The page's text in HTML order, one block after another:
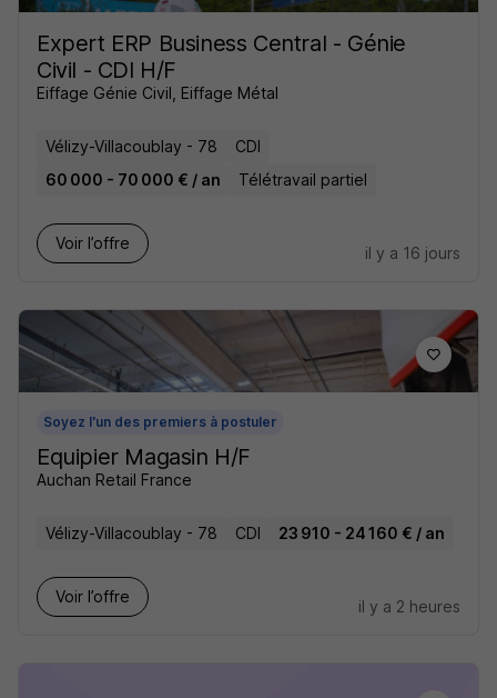
Expert ERP Business Central - Génie
Civil - CDI H/F
Eiffage Génie Civil, Eiffage Métal
Vélizy-Villacoublay - 78
CDI
60 000 - 70 000 € / an
Télétravail partiel
Voir l’offre
il y a 16 jours
Soyez l'un des premiers à postuler
Equipier Magasin H/F
Auchan Retail France
Vélizy-Villacoublay - 78 CDI 23 910 - 24 160 € / an
Voir l’offre
il y a 2 heures